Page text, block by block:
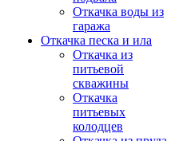
Откачка воды из
гаража
Откачка песка и ила
Откачка из
питьевой
скважины
Откачка
питьевых
колодцев